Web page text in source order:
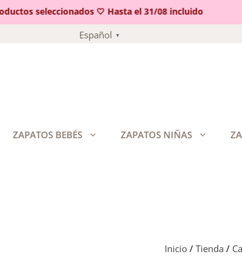
seleccionados 🤍 Hasta el 31/08 incluido
Español ▼
ZAPATOS BEBÉS ZAPATOS NIÑAS
Inicio/ Tienda /